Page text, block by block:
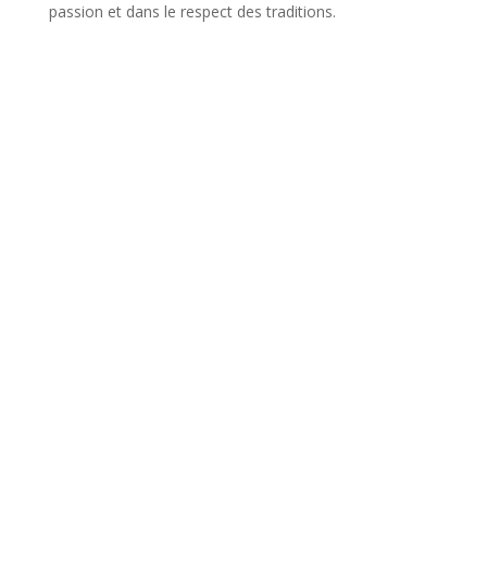
passion et dans le respect des traditions.